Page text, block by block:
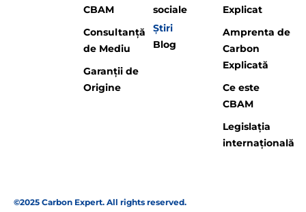
CBAM
Consultanță
de Mediu
Garanții de
Origine
sociale
Știri
Blog
Explicat
Amprenta de
Carbon
Explicată
Ce este
CBAM
Legislația
internațională
©2025 Carbon Expert. All rights reserved.